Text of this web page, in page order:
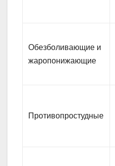
Обезболивающие и
жаропонижающие
Противопростудные